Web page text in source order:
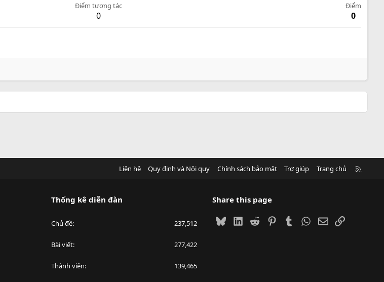
Điểm tương tác
0
Điểm
0
Liên hệ Quy định và Nội quy Chính sách bảo mật Trợ giúp Trang chủ
Thống kê diễn đàn
Chủ đề 237,512
Bài viết 277,422
Thành viên 139,465
Share this page
BlueskyLinkedIn
Reddit PinterestTumblrWhatsApp
EmailLink